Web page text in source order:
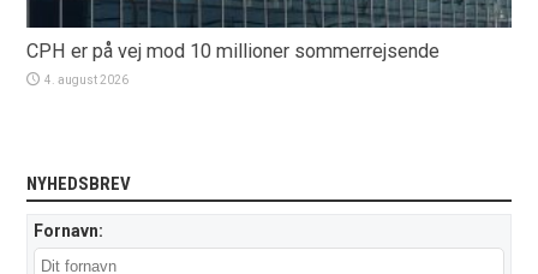
CPH er på vej mod 10 millioner sommerrejsende
4. august 2026
NYHEDSBREV
Fornavn: